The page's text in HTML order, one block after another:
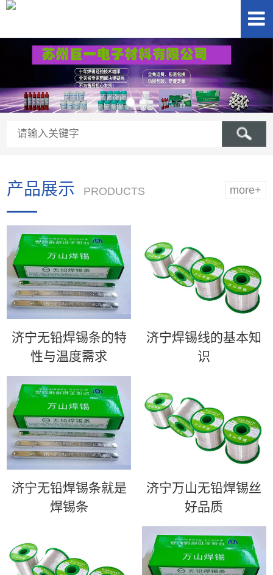
more+
产品展示 PRODUCTS
济宁无铅焊锡条的特
性与温度需求
济宁​焊锡线的基本知
识
济宁无铅焊锡条就是
焊锡条
济宁万山无铅焊锡丝
好品质